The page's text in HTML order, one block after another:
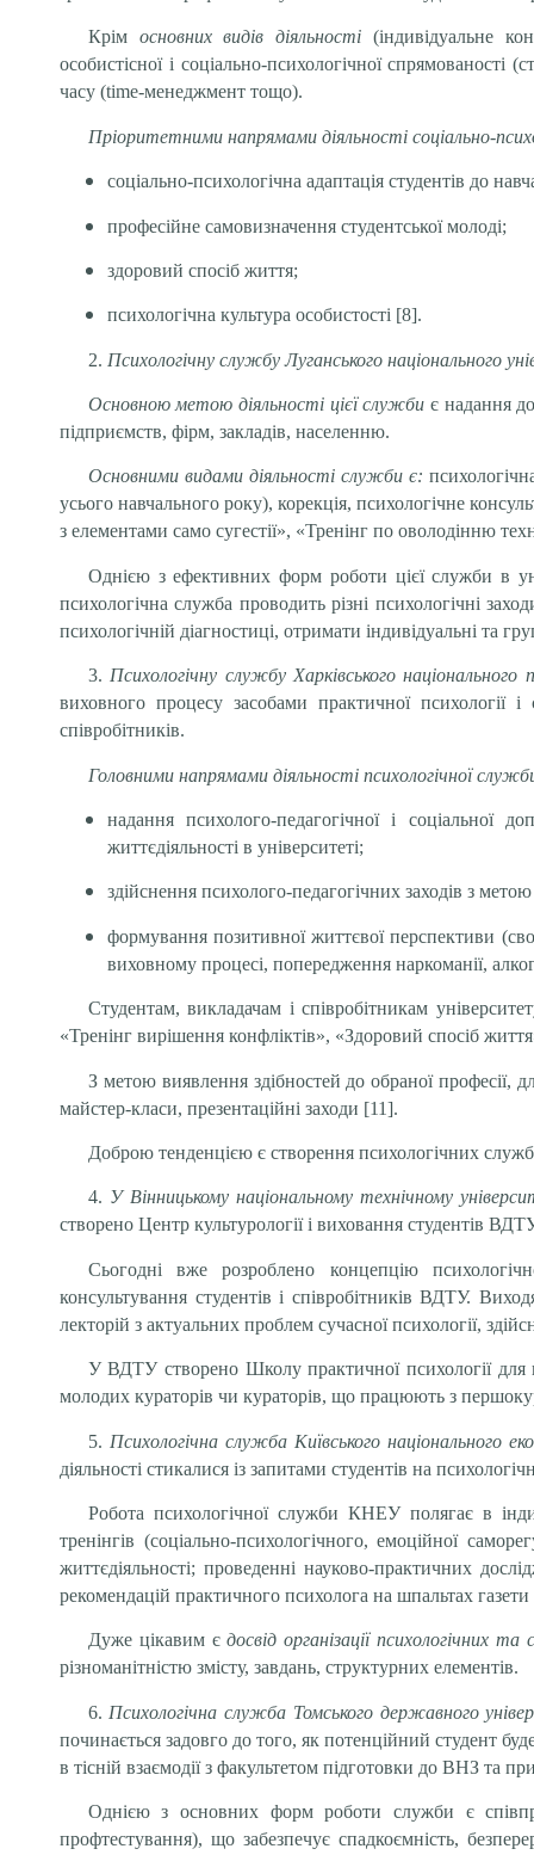
Крім основних видів діяльності (індивідуальне
особистісної і соціаль­но-психологічної
часу (time-менеджмент тощо).
Пріоритетними напрямами діяльності соціально-
соціально-психологічна адаптація студентів до
професійне самовизначення студентської молоді;
здоровий спосіб життя;
психологічна культура особистості [8].
2. Психологічну службу Луганського національного
Основною метою діяльності цієї служби є надання
підприємств, фірм, закладів, населенню.
Основними видами діяльності служби є:
усього навчального року), корекція, психологічне
з елементами само сугестії», «Тренінг по оволодінню
Однією з ефективних форм роботи цієї служби в
психологічна служба проводить різні психологічні
психологічній діагностиці, отримати індивідуальні та
3. Психологічну службу Харківського
виховного процесу засобами практичної психології
співробітників.
Головними напрямами діяльності психологічної
надання психолого-педагогічної і соціальної
життєдіяльності в університеті;
здійснення психолого-педагогічних заходів з
формування позитивної життєвої перспективи
виховному процесі, попередження наркоманії,
Студентам, викладачам і співробітникам
«Тренінг вирішення конфліктів», «Здоровий спосіб
З метою виявлення здібностей до обраної професії,
майстер-класи, презентаційні заходи [11].
Доброю тенденцією є створення психологічних
4. У Вінницькому національному технічному
створено Центр культурології i виховання студентів
Сьогодні вже розроблено концепцію
консультування студентів i спiвробiтникiв ВДТУ.
лекторій з актуальних проблем сучасної психології,
У ВДТУ створено Школу практичної психології для
молодих кураторів чи кураторів, що працюють з
5. Психологічна служба Київського національного
діяльності стикалися із запитами студентів на
Робота психологічної служби КНЕУ полягає в
тренінгів (соціально-психологічного, емоційної
життєдіяльності; проведенні науково-практичних
рекомендацій практичного психолога на шпальтах
Дуже цікавим єдосвід організації психологічних
різноманітністю змісту, завдань, структурних елементів.
6. Психологічна служба Томського державного
починається задовго до того, як потенційний студент
в тісній взаємодії з факультетом підготовки до ВНЗ та
Однією з основних форм роботи служби є
профтестування), що забезпечує спадкоємність,